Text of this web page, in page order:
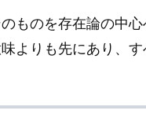
ものを存在論の中心
よりも先にあり、